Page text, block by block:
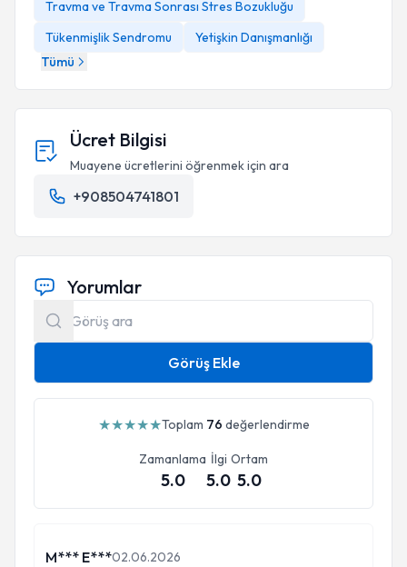
yetişkin psikolojisi
Travma ve Travma Sonrası Stres Bozukluğu
Tükenmişlik Sendromu
Yetişkin Danışmanlığı
Tümü
Ücret Bilgisi
Muayene ücretlerini öğrenmek için ara
+908504741801
Yorumlar
Görüş Ekle
★★★★★Toplam 76 değerlendirme
Zamanlama
5.0
İlgi
5.0
Ortam
5.0
M*** E***02.06.2026